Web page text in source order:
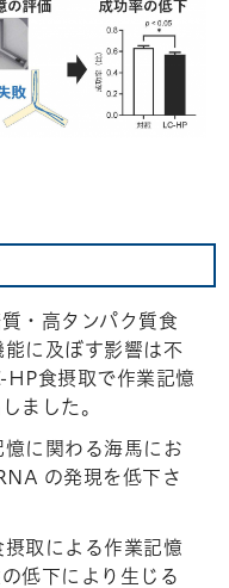
・高タンパク質食
能に及ぼす影響は不
HP食摂取で作業記憶
ました。
に関わる海馬にお
の発現を低下さ
取による作業記憶
低下により生じる